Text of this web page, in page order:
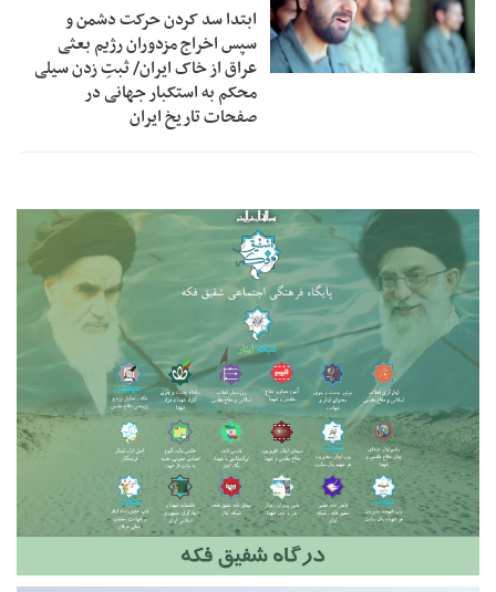
ابتدا سد کردن حرکت دشمن و
سپس اخراج مزدوران رژیم بعثی
عراق از خاک ایران/ ثبتِ زدن سیلی
محکم به استکبار جهانی در
صفحات تاریخ ایران